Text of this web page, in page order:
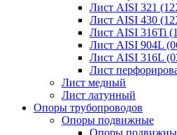
Лист AISI 321
Лист AISI 430
Лист AISI 316Ti
Лист AISI 904L
Лист AISI 316L
Лист
Лист медный
Лист латунный
Опоры трубопроводов
Опоры подвижные
Опоры